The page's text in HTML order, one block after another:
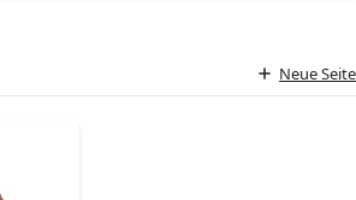
Neue Seite